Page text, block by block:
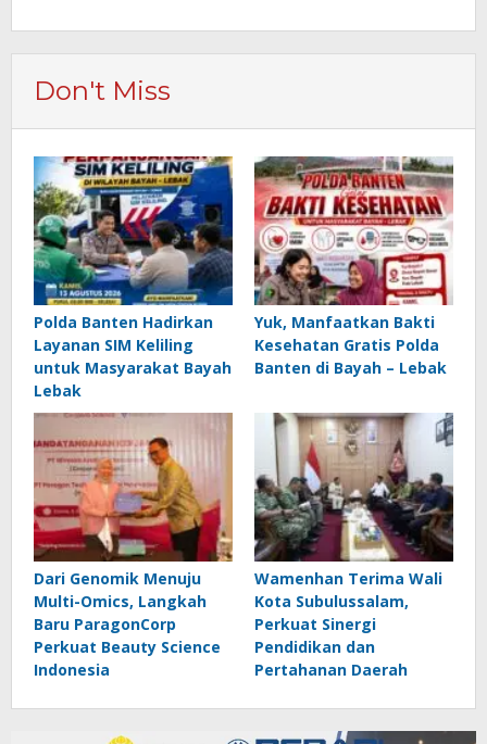
Don't Miss
Polda Banten Hadirkan
Layanan SIM Keliling
untuk Masyarakat Bayah
Lebak
Yuk, Manfaatkan Bakti
Kesehatan Gratis Polda
Banten di Bayah – Lebak
Dari Genomik Menuju
Multi-Omics, Langkah
Baru ParagonCorp
Perkuat Beauty Science
Indonesia
Wamenhan Terima Wali
Kota Subulussalam,
Perkuat Sinergi
Pendidikan dan
Pertahanan Daerah